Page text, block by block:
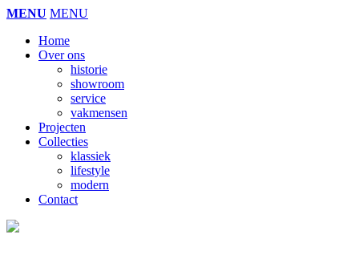
MENU MENU
Home
Over ons
historie
showroom
service
vakmensen
Projecten
Collecties
klassiek
lifestyle
modern
Contact